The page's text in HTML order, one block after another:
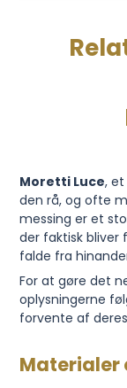
Moretti Luce,
den rå, og ofte
messing er et
der faktisk
falde fra
For at gøre det
oplysningerne
forvente af